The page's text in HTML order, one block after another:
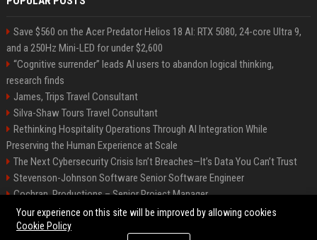
Save $560 on the Acer Predator Helios 18 AI: RTX 5080, 24-core Ultra 9,
and a 250Hz Mini-LED for under $2,600
“Cognitive surrender” leads AI users to abandon logical thinking,
research finds
James, Trips Travel Consultant
Silva-Shaw Tours Travel Consultant
Rethinking Hospitality Operations Through AI Integration While
Preserving the Human Experience at Scale
The Next Cybersecurity Crisis Isn’t Breaches—It’s Data You Can’t Trust
Stevenson-Johnson Software Senior Software Engineer
Cochran, Productions – Senior Project Manager
Green-Peterson Travel Senior Travel Consultant
Your experience on this site will be improved by allowing cookies
Cookie Policy